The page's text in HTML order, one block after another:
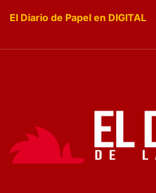
El Diario de Papel en DIGITAL